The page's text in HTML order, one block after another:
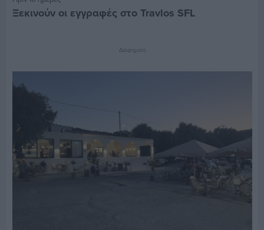
Ξεκινούν οι εγγραφές στο Travlos SFL
Διαφήμιση